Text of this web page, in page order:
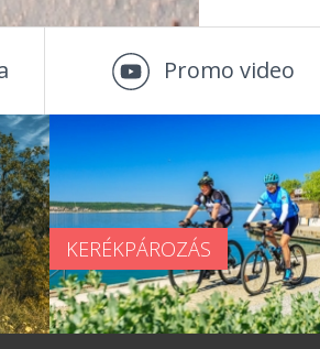
Promo video
KERÉKPÁROZÁS